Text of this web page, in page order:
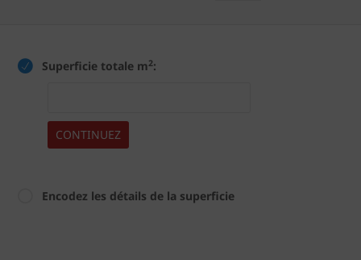
Superficie totale m2:
CONTINUEZ
Encodez les détails de la superficie